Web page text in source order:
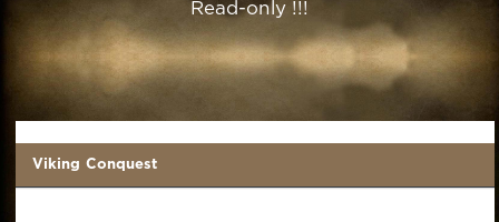
Read-only !!!
Viking Conquest